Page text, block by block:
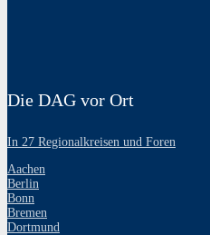
Die DAG vor Ort
In 27 Regionalkreisen und Foren
Aachen
Berlin
Bonn
Bremen
Dortmund